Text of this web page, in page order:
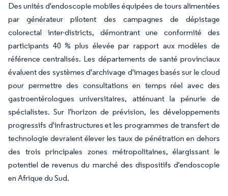
Des unités d'endoscopie mobiles équipées de tours alimentées
par générateur pilotent des campagnes de dépistage
colorectal inter-districts, démontrant une conformité des
participants 40 % plus élevée par rapport aux modèles de
référence centralisés. Les départements de santé provinciaux
évaluent des systèmes d'archivage d'images basés sur le cloud
pour permettre des consultations en temps réel avec des
gastroentérologues universitaires, atténuant la pénurie de
spécialistes. Sur l'horizon de prévision, les développements
progressifs d'infrastructures et les programmes de transfert de
technologie devraient élever les taux de pénétration en dehors
des trois principales zones métropolitaines, élargissant le
potentiel de revenus du marché des dispositifs d'endoscopie
en Afrique du Sud.